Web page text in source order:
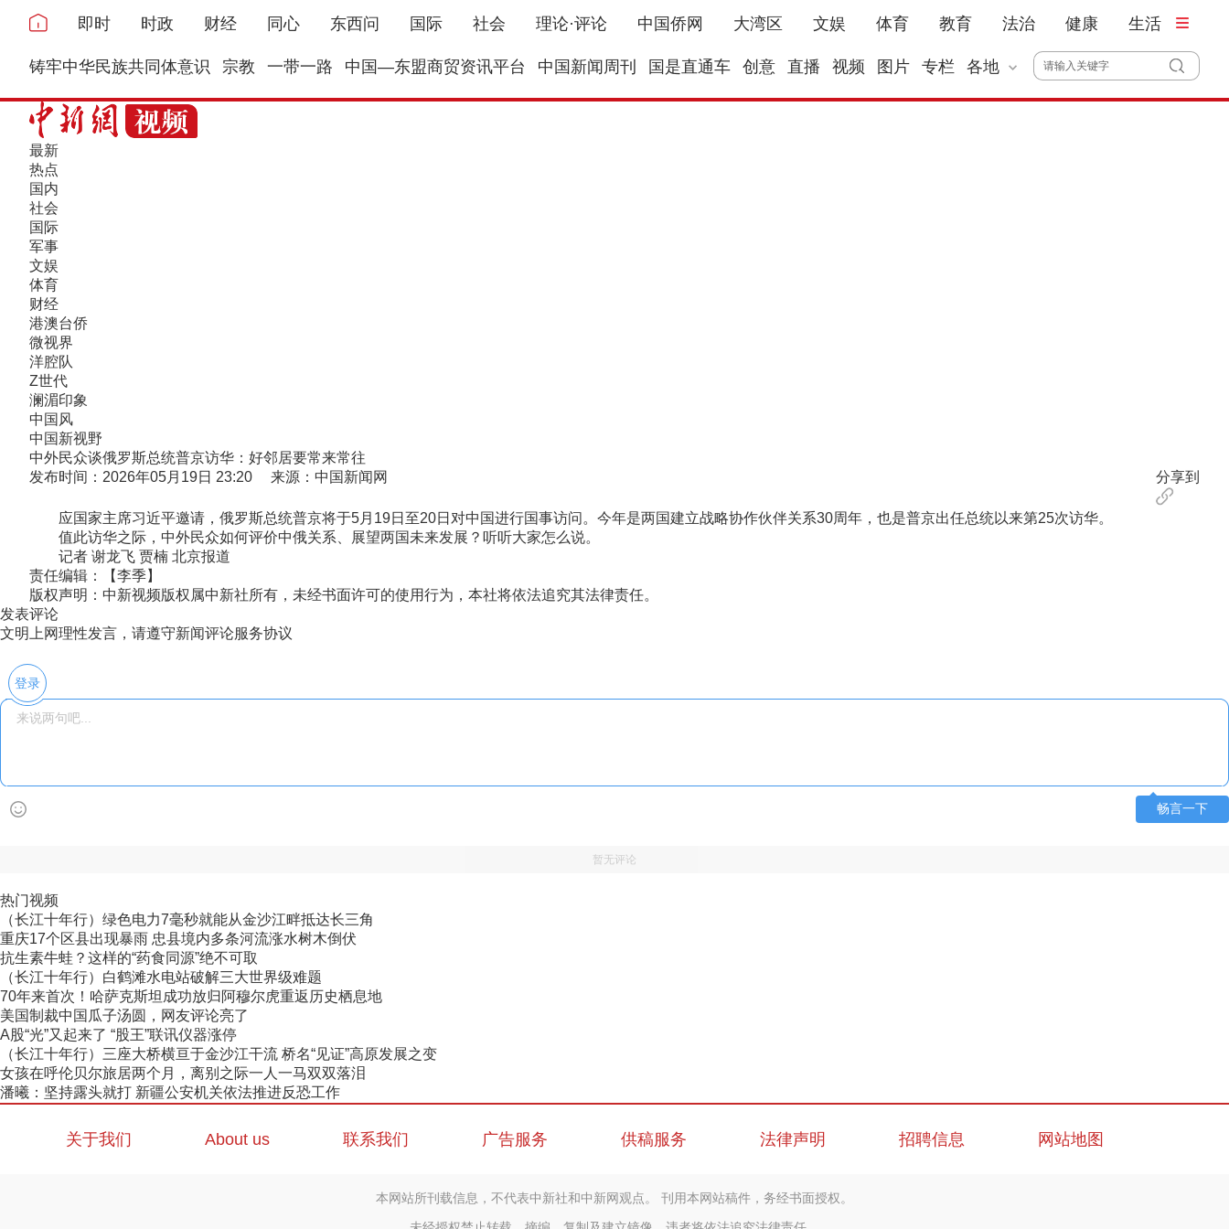
即时 时政 财经 同心 东西问 国际 社会 理论·评论 中国侨网 大湾区 文娱 体育 教育 法治 健康 生活
铸牢中华民族共同体意识 宗教 一带一路 中国—东盟商贸资讯平台 中国新闻周刊 国是直通车 创意 直播 视频 图片 专栏 各地
最新
热点
国内
社会
国际
军事
文娱
体育
财经
港澳台侨
微视界
洋腔队
Z世代
澜湄印象
中国风
中国新视野
中外民众谈俄罗斯总统普京访华：好邻居要常来常往
发布时间：2026年05月19日 23:20 来源：中国新闻网
分享到
应国家主席习近平邀请，俄罗斯总统普京将于5月19日至20日对中国进行国事访问。今年是两国建立战略协作伙伴关系30周年，也是普京出任总统以来第25次访华。
值此访华之际，中外民众如何评价中俄关系、展望两国未来发展？听听大家怎么说。
记者 谢龙飞 贾楠 北京报道
责任编辑：【李季】
版权声明：中新视频版权属中新社所有，未经书面许可的使用行为，本社将依法追究其法律责任。
发表评论
文明上网理性发言，请遵守新闻评论服务协议
登录
畅言一下
暂无评论
热门视频
（长江十年行）绿色电力7毫秒就能从金沙江畔抵达长三角
重庆17个区县出现暴雨 忠县境内多条河流涨水树木倒伏
抗生素牛蛙？这样的“药食同源”绝不可取
（长江十年行）白鹤滩水电站破解三大世界级难题
70年来首次！哈萨克斯坦成功放归阿穆尔虎重返历史栖息地
美国制裁中国瓜子汤圆，网友评论亮了
A股“光”又起来了 “股王”联讯仪器涨停
（长江十年行）三座大桥横亘于金沙江干流 桥名“见证”高原发展之变
女孩在呼伦贝尔旅居两个月，离别之际一人一马双双落泪
潘曦：坚持露头就打 新疆公安机关依法推进反恐工作
关于我们 About us 联系我们 广告服务 供稿服务 法律声明 招聘信息 网站地图
本网站所刊载信息，不代表中新社和中新网观点。 刊用本网站稿件，务经书面授权。